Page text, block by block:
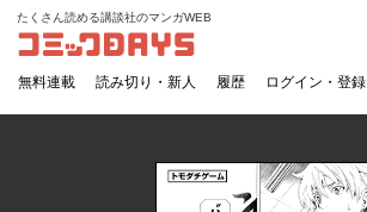
コミックDAYS
たくさん読める講談社のマンガWEB
無料連載 読み切り・新人 履歴 ログイン・登録